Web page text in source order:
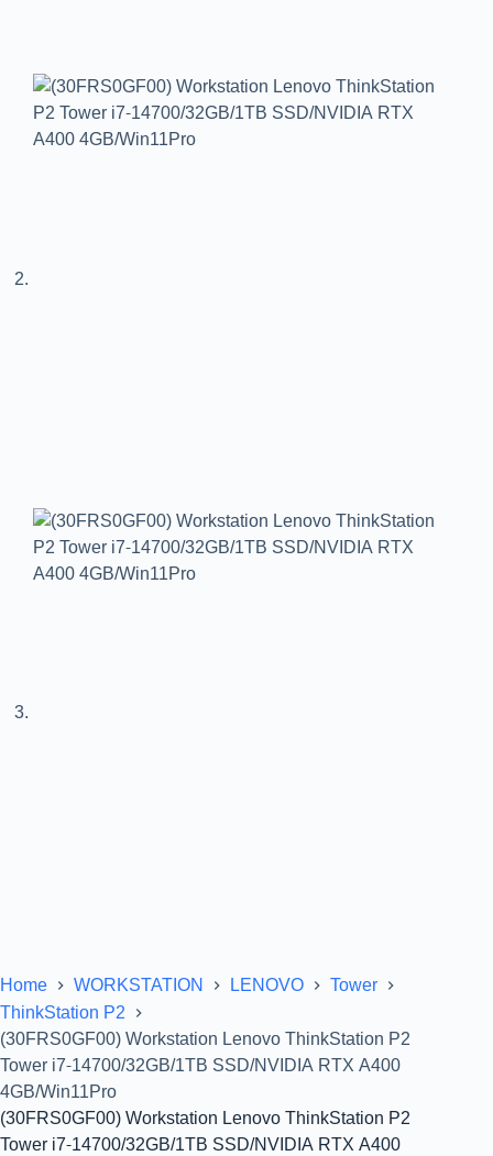
Home WORKSTATION LENOVO
Tower
ThinkStation P2
(30FRS0GF00) Workstation Lenovo ThinkStation P2
Tower i7-14700/32GB/1TB SSD/NVIDIA RTX A400
4GB/Win11Pro
(30FRS0GF00) Workstation Lenovo ThinkStation P2
Tower i7-14700/32GB/1TB SSD/NVIDIA RTX A400